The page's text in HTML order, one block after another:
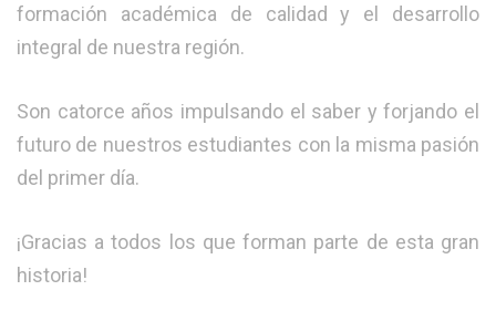
formación académica de calidad y el desarrollo
integral de nuestra región.
​Son catorce años impulsando el saber y forjando el
futuro de nuestros estudiantes con la misma pasión
del primer día.
¡Gracias a todos los que forman parte de esta gran
historia!